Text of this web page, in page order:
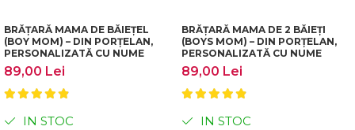
BRĂȚARĂ MAMA DE BĂIEȚEL
(BOY MOM) – DIN PORȚELAN,
PERSONALIZATĂ CU NUME
89,00 Lei
IN STOC
BRĂȚARĂ MAMA DE 2 BĂIEȚI
(BOYS MOM) – DIN PORȚELAN,
PERSONALIZATĂ CU NUME
89,00 Lei
IN STOC